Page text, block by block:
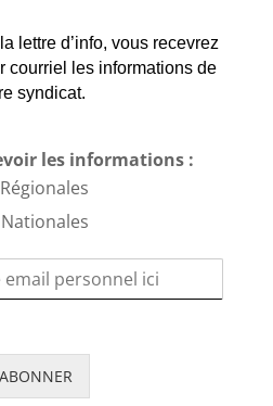
lettre d’info, vous recevrez
courriel les informations de
syndicat.
les informations :
Régionales
Nationales